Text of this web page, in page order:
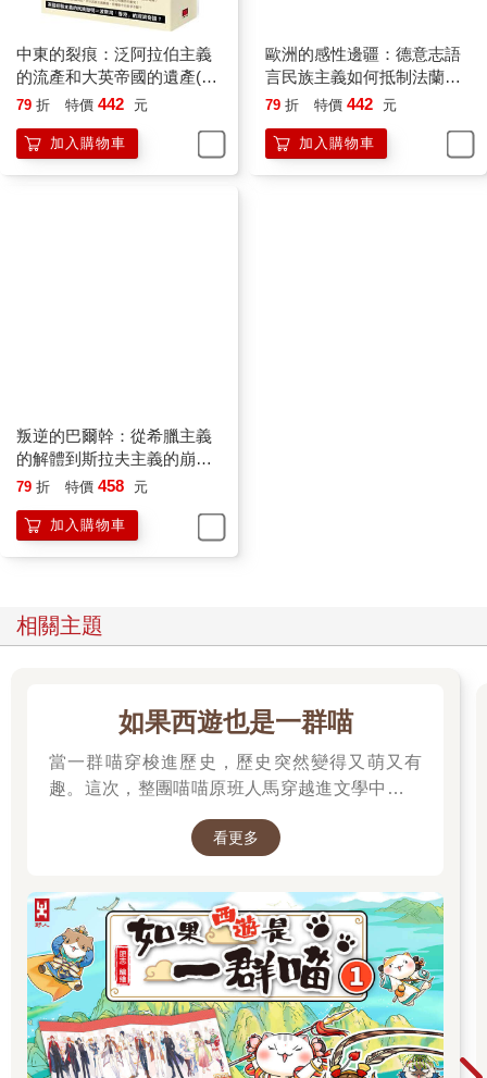
中東的裂痕：泛阿拉伯主義
的流產和大英帝國的遺產(劉
仲敬.民族發明學講稿03)
79 折 特價 442 元
加入購物車
歐洲的感性邊疆：德意志語
言民族主義如何抵制法蘭西
理性主義(劉仲敬.民族發明學
79 折 特價 442 元
加入購物車
叛逆的巴爾幹：從希臘主義
的解體到斯拉夫主義的崩潰
(劉仲敬.民族發明學講稿01)
79 折 特價 458 元
加入購物車
相關主題
如果西遊也是一群喵
當一群喵穿梭進歷史，歷史突然變得又萌又有
趣。這次，整團喵喵原班人馬穿越進文學中，開
始前往西天取經啦～
看更多